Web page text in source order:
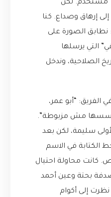
متحمسين لرؤية أول 100 مستخدم. لكن
إرهاق وصداع. كنا
نطابق الصورة على
التي يرسلها
الصلاحية، وندخل
الفريق: “أبو عمر،
مش مزبوطة”.
سليمة، لكن بعد
الكتابة في الاسم
كانت محاولة احتيال
بحتة وعين أحمد
إلى أكوام